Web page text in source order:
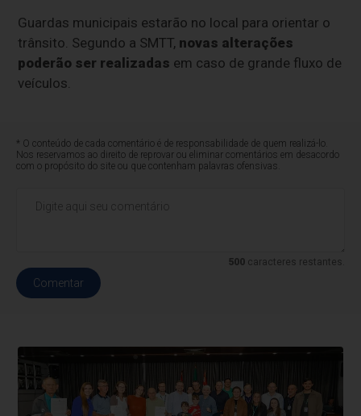
Guardas municipais estarão no local para orientar o
trânsito. Segundo a SMTT, novas alterações
poderão ser realizadas em caso de grande fluxo de
veículos.
* O conteúdo de cada comentário é de responsabilidade de quem realizá-lo.
Nos reservamos ao direito de reprovar ou eliminar comentários em desacordo
com o propósito do site ou que contenham palavras ofensivas.
500caracteres restantes.
Comentar